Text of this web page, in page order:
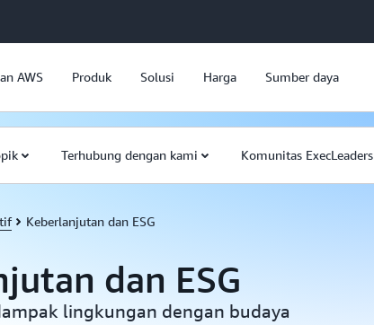
AWS Produk Solusi Harga Sumber daya
Terhubung dengan kami Komunitas ExecLeaders
Keberlanjutan dan ESG
dan ESG
lingkungan dengan budaya